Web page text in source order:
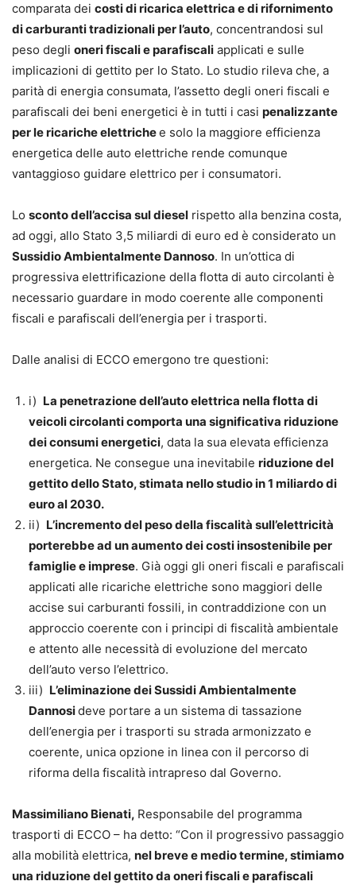
comparata dei costi di ricarica elettrica e di rifornimento
di carburanti tradizionali per l’auto, concentrandosi sul
peso degli oneri fiscali e parafiscali applicati e sulle
implicazioni di gettito per lo Stato. Lo studio rileva che, a
parità di energia consumata, l’assetto degli oneri fiscali e
parafiscali dei beni energetici è in tutti i casi penalizzante
per le ricariche elettrichee solo la maggiore efficienza
energetica delle auto elettriche rende comunque
vantaggioso guidare elettrico per i consumatori.
Lo sconto dell’accisa sul diesel rispetto alla benzina costa,
ad oggi, allo Stato 3,5 miliardi di euro ed è considerato un
Sussidio Ambientalmente Dannoso. In un’ottica di
progressiva elettrificazione della flotta di auto circolanti è
necessario guardare in modo coerente alle componenti
fiscali e parafiscali dell’energia per i trasporti.
Dalle analisi di ECCO emergono tre questioni:
i) La penetrazione dell’auto elettrica nella flotta di
veicoli circolanti comporta una significativa riduzione
dei consumi energetici, data la sua elevata efficienza
energetica. Ne consegue una inevitabile riduzione del
gettito dello Stato, stimata nello studio in 1 miliardo di
euro al 2030.
ii) L’incremento del peso della fiscalità sull’elettricità
porterebbe ad un aumento dei costi insostenibile per
famiglie e imprese. Già oggi gli oneri fiscali e parafiscali
applicati alle ricariche elettriche sono maggiori delle
accise sui carburanti fossili, in contraddizione con un
approccio coerente con i principi di fiscalità ambientale
e attento alle necessità di evoluzione del mercato
dell’auto verso l’elettrico.
iii) L’eliminazione dei Sussidi Ambientalmente
Dannosideve portare a un sistema di tassazione
dell’energia per i trasporti su strada armonizzato e
coerente, unica opzione in linea con il percorso di
riforma della fiscalità intrapreso dal Governo.
Massimiliano Bienati, Responsabile del programma
trasporti di ECCO – ha detto: “Con il progressivo passaggio
alla mobilità elettrica, nel breve e medio termine, stimiamo
una riduzione del gettito da oneri fiscali e parafiscali